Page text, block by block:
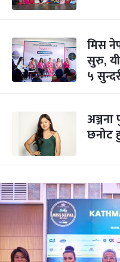
मिस
सुरु, यी
५
छनोट